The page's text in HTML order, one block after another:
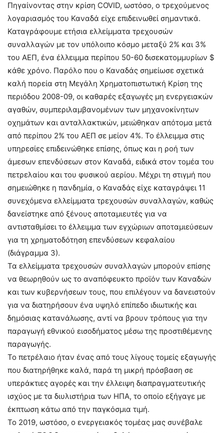
Πηγαίνοντας στην κρίση COVID, ωστόσο, ο τρεχούμενος
λογαριασμός του Καναδά είχε επιδεινωθεί σημαντικά.
Καταγράφουμε ετήσια ελλείμματα τρεχουσών
συναλλαγών με τον υπόλοιπο κόσμο μεταξύ 2% και 3%
του ΑΕΠ, ένα έλλειμμα περίπου 50-60 δισεκατομμυρίων $
κάθε χρόνο. Παρόλο που ο Καναδάς σημείωσε σχετικά
καλή πορεία στη Μεγάλη Χρηματοπιστωτική Κρίση της
περιόδου 2008-09, οι καθαρές εξαγωγές μη ενεργειακών
αγαθών, συμπεριλαμβανομένων των μηχανοκίνητων
οχημάτων και ανταλλακτικών, μειώθηκαν απότομα μετά
από περίπου 2% του ΑΕΠ σε μείον 4%. Το έλλειμμα στις
υπηρεσίες επιδεινώθηκε επίσης, όπως και η ροή των
άμεσων επενδύσεων στον Καναδά, ειδικά στον τομέα του
πετρελαίου και του φυσικού αερίου. Μέχρι τη στιγμή που
σημειώθηκε η πανδημία, ο Καναδάς είχε καταγράψει 11
συνεχόμενα ελλείμματα τρεχουσών συναλλαγών, καθώς
δανείστηκε από ξένους αποταμιευτές για να
αντισταθμίσει το έλλειμμα των εγχώριων αποταμιεύσεων
για τη χρηματοδότηση επενδύσεων κεφαλαίου
(διάγραμμα 3).
Τα ελλείμματα τρεχουσών συναλλαγών μπορούν επίσης
να θεωρηθούν ως το αναπόφευκτο προϊόν των Καναδών
και των κυβερνήσεων τους, που επιλέγουν να δανειστούν
για να διατηρήσουν ένα υψηλό επίπεδο ιδιωτικής και
δημόσιας κατανάλωσης, αντί να βρουν τρόπους για την
παραγωγή εθνικού εισοδήματος μέσω της προστιθέμενης
παραγωγής.
Το πετρέλαιο ήταν ένας από τους λίγους τομείς εξαγωγής
που διατηρήθηκε καλά, παρά τη μικρή πρόσβαση σε
υπεράκτιες αγορές και την έλλειψη διαπραγματευτικής
ισχύος με τα διυλιστήρια των ΗΠΑ, το οποίο εξήγαγε με
έκπτωση κάτω από την παγκόσμια τιμή.
Το 2019, ωστόσο, ο ενεργειακός τομέας μας συνέβαλε